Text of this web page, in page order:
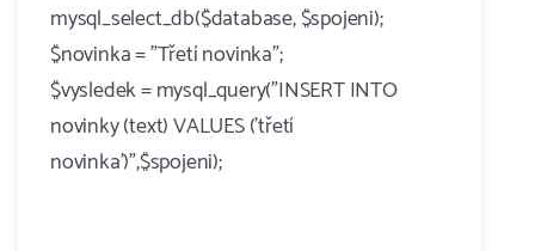
mysql_select_db($database, $spojeni);
$novinka = "Třetí novinka";
$vysledek = mysql_query("INSERT INTO
novinky (text) VALUES ('třetí
novinka')",$spojeni);